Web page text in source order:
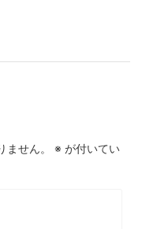
せん。 ※ が付いてい